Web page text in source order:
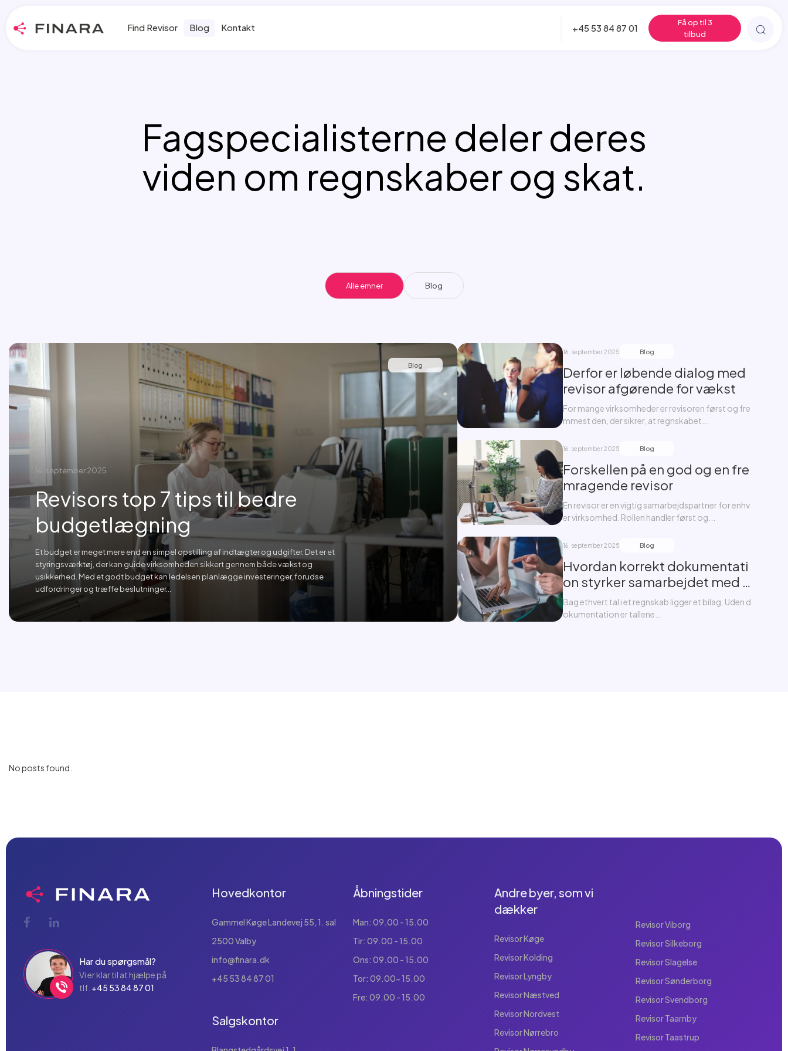
Find Revisor Blog Kontakt +45 53 84 87 01
Få op til 3
tilbud
Fagspecialisterne deler deres
viden om regnskaber og skat.
Alle emner Blog
Blog
16. september 2025
Revisors top 7 tips til bedre
budgetlægning
Et budget er meget mere end en simpel opstilling af indtægter og udgifter. Det er et
styringsværktøj, der kan guide virksomheden sikkert gennem både vækst og
usikkerhed. Med et godt budget kan ledelsen planlægge investeringer, forudse
udfordringer og træffe beslutninger...
16. september 2025 Blog
Derfor er løbende dialog med
revisor afgørende for vækst
For mange virksomheder er revisoren først og fre
mmest den, der sikrer, at regnskabet...
16. september 2025 Blog
Forskellen på en god og en fre
mragende revisor
En revisor er en vigtig samarbejdspartner for enhv
er virksomhed. Rollen handler først og...
16. september 2025 Blog
Hvordan korrekt dokumentati
on styrker samarbejdet med r
evisor
Bag ethvert tal i et regnskab ligger et bilag. Uden d
okumentation er tallene...
No posts found.
Har du spørgsmål?
Vi er klar til at hjælpe på
tlf. +45 53 84 87 01
Hovedkontor
Gammel Køge Landevej 55, 1. sal
2500 Valby
info@finara.dk
+45 53 84 87 01
Salgskontor
Åbningstider
Man: 09.00 - 15.00
Tir: 09.00 - 15.00
Ons: 09.00 - 15.00
Tor: 09.00- 15.00
Fre: 09.00 - 15.00
Andre byer, som vi
dækker
Revisor Køge
Revisor Kolding
Revisor Lyngby
Revisor Næstved
Revisor Nordvest
Revisor Nørrebro
Revisor Viborg
Revisor Silkeborg
Revisor Slagelse
Revisor Sønderborg
Revisor Svendborg
Revisor Taarnby
Revisor Taastrup